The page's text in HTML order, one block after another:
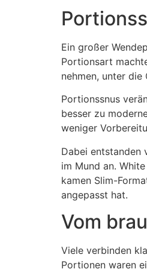
Ein großer
Portionsart
nehmen, unter die
Portionssnus
besser zu
weniger
Dabei entstanden
im Mund an.
kamen Slim-
angepasst hat.
Vom
Viele verbinden
Portionen waren